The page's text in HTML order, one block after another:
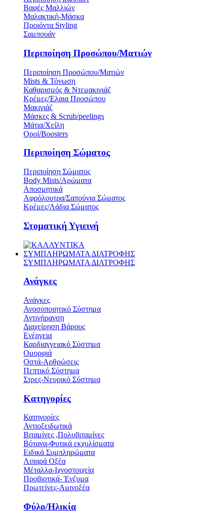
Βαφές Μαλλιών
Μαλακτική-Μάσκα
Προιόντα Styling
Σαμπουάν
Περιποίηση Προσώπου/Ματιών
Περιποίηση Προσώπου/Ματιών
Mists & Τόνωση
Καθαρισμός & Ντεμακιγιάζ
Κρέμες/Έλαια Προσώπου
Μακιγιάζ
Μάσκες & Scrub/peelings
Μάτια/Χείλη
Οροί/Boosters
Περιποίηση Σώματος
Περιποίηση Σώματος
Body Mists/Αρώματα
Αποσμητικά
Αφρόλουτρα/Σαπούνια Σώματος
Κρέμες/Λάδια Σώματος
Στοματική Υγιεινή
ΣΥΜΠΛΗΡΩΜΑΤΑ ΔΙΑΤΡΟΦΗΣ
ΣΥΜΠΛΗΡΩΜΑΤΑ ΔΙΑΤΡΟΦΗΣ
Ανάγκες
Ανάγκες
Ανοσοποιητικό Σύστημα
Αντιγήρανση
Διαχείρηση Βάρους
Ενέργεια
Καρδιαγγειακό Σύστημα
Ομορφιά
Οστά-Αρθρώσεις
Πεπτικό Σύστημα
Στρες-Νευρικό Σύστημα
Κατηγορίες
Κατηγορίες
Αντιοξειδωτικά
Βιταμίνες ,Πολυβιταμίνες
Βότανα-Φυτικά εκχυλίσματα
Ειδικά Συμπληρώματα
Λιπαρά Οξέα
Μέταλλα-Ιχνοστοιχεία
Προβιοτικά- Ένζυμα
Πρωτείνες-Αμινοξέα
Φύλο/Ηλικία